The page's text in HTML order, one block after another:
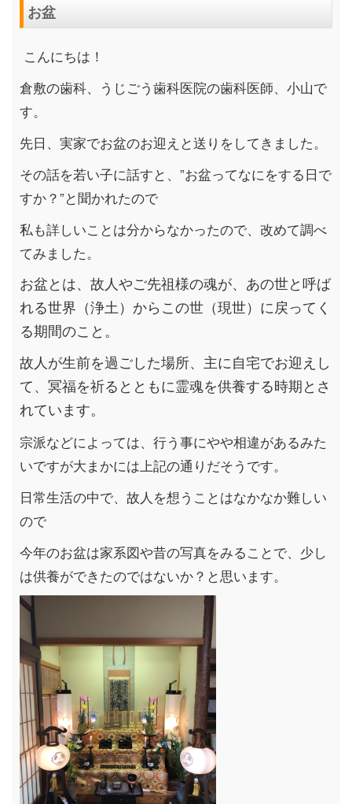
お盆
こんにちは！
倉敷の歯科、うじごう歯科医院の歯科医師、小山で
す。
先日、実家でお盆のお迎えと送りをしてきました。
その話を若い子に話すと、”お盆ってなにをする日で
すか？”と聞かれたので
私も詳しいことは分からなかったので、改めて調べ
てみました。
お盆とは、故人やご先祖様の魂が、あの世と呼ば
れる世界（浄土）からこの世（現世）に戻ってく
る期間のこと。
故人が生前を過ごした場所、主に自宅でお迎えし
て、冥福を祈るとともに霊魂を供養する時期とさ
れています。
宗派などによっては、行う事にやや相違があるみた
いですが大まかには上記の通りだそうです。
日常生活の中で、故人を想うことはなかなか難しい
ので
今年のお盆は家系図や昔の写真をみることで、少し
は供養ができたのではないか？と思います。